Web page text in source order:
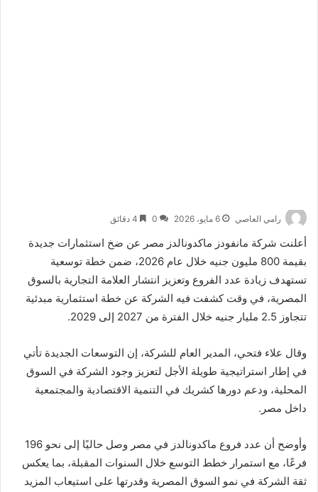
رامي العاصي 6 مايو، 2026 0
أعلنت شركة مانفودز ماكدونالدز مصر عن ضخ استثمارات جديدة
بقيمة 800 مليون جنيه خلال عام 2026، ضمن خطة توسعية
تستهدف زيادة عدد الفروع وتعزيز انتشار العلامة التجارية بالسوق
المصرية، في وقت كشفت فيه الشركة عن خطة استثمارية مبدئية
تتجاوز 2.5 مليار جنيه خلال الفترة من 2027 إلى 2029.
وقال علاء فتحي، المدير العام للشركة، إن التوسعات الجديدة تأتي
في إطار استراتيجية طويلة الأجل لتعزيز وجود الشركة في السوق
المحلية، ودعم دورها كشريك في التنمية الاقتصادية والمجتمعية
داخل مصر.
وأوضح أن عدد فروع ماكدونالدز
في مصر وصل حاليًا إلى نحو 196
فرعًا، مع استمرار خطط التوسع خلال السنوات المقبلة، بما يعكس
ثقة الشركة في نمو السوق المصرية وقدرتها على استيعاب المزيد